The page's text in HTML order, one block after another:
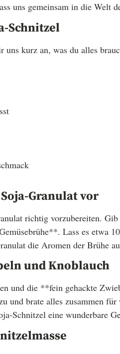
uns gemeinsam in die Welt
Schnitzel
kurz an, was du alles
Granulat vor
richtig vorzubereiten.
Lass es etwa
die Aromen der Brühe
und Knoblauch
und die **fein gehackte
und brate alles zusammen
Schnitzel eine wunderbare